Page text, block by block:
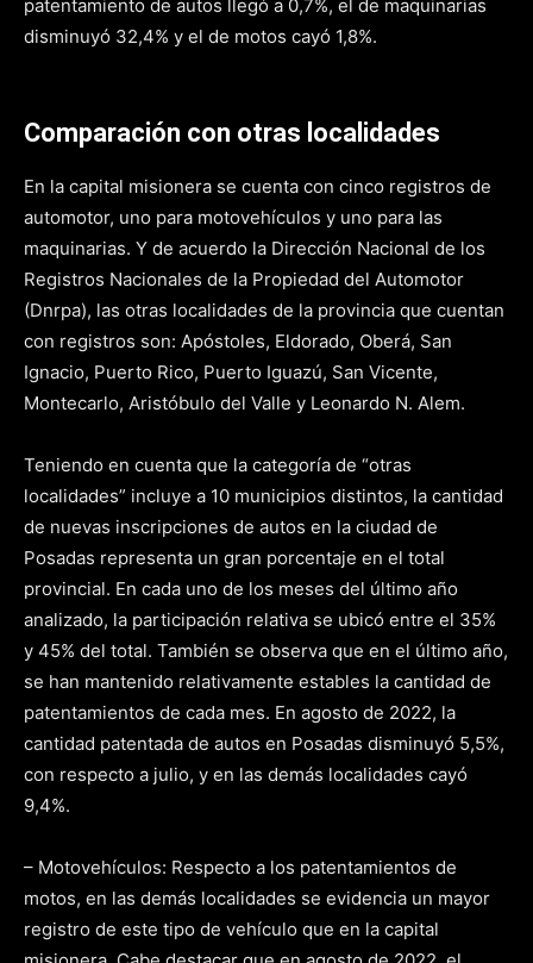
patentamiento de autos llegó a 0,7%, el de maquinarias
disminuyó 32,4% y el de motos cayó 1,8%.
Comparación con otras localidades
En la capital misionera se cuenta con cinco registros de
automotor, uno para motovehículos y uno para las
maquinarias. Y de acuerdo la Dirección Nacional de los
Registros Nacionales de la Propiedad del Automotor
(Dnrpa), las otras localidades de la provincia que cuentan
con registros son: Apóstoles, Eldorado, Oberá, San
Ignacio, Puerto Rico, Puerto Iguazú, San Vicente,
Montecarlo, Aristóbulo del Valle y Leonardo N. Alem.
Teniendo en cuenta que la categoría de “otras
localidades” incluye a 10 municipios distintos, la cantidad
de nuevas inscripciones de autos en la ciudad de
Posadas representa un gran porcentaje en el total
provincial. En cada uno de los meses del último año
analizado, la participación relativa se ubicó entre el 35%
y 45% del total. También se observa que en el último año,
se han mantenido relativamente estables la cantidad de
patentamientos de cada mes. En agosto de 2022, la
cantidad patentada de autos en Posadas disminuyó 5,5%,
con respecto a julio, y en las demás localidades cayó
9,4%.
– Motovehículos: Respecto a los patentamientos de
motos, en las demás localidades se evidencia un mayor
registro de este tipo de vehículo que en la capital